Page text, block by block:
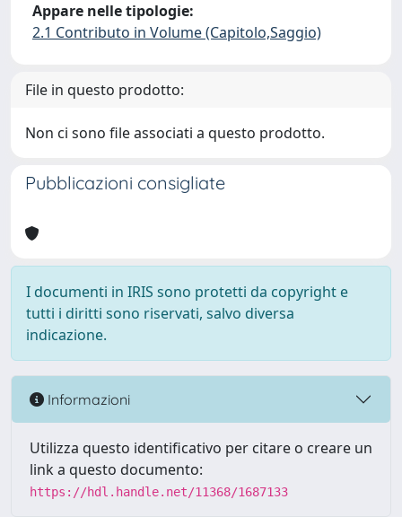
Appare nelle tipologie:
2.1 Contributo in Volume (Capitolo,Saggio)
File in questo prodotto:
Non ci sono file associati a questo prodotto.
Pubblicazioni consigliate
I documenti in IRIS sono protetti da copyright e
tutti i diritti sono riservati, salvo diversa
indicazione.
Informazioni
Utilizza questo identificativo per citare o creare un
link a questo documento:
https://hdl.handle.net/11368/1687133